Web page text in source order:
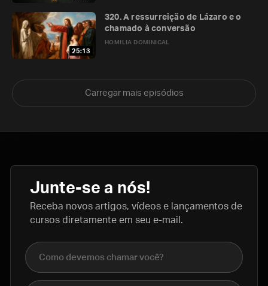
25:13
HOMILIA DOMINICAL
320. A ressurreição de Lázaro e o
chamado à conversão
Carregar mais episódios
Junte-se a nós!
Receba novos artigos, vídeos e lançamentos de
cursos diretamente em seu e-mail.
Nome completo